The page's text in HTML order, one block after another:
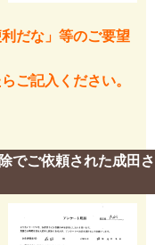
だな」等のご要望
ご記入ください。
でご依頼された成田さ